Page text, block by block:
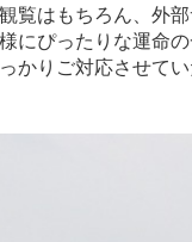
覧はもちろん、外
にぴったりな運命
かりご対応させてい